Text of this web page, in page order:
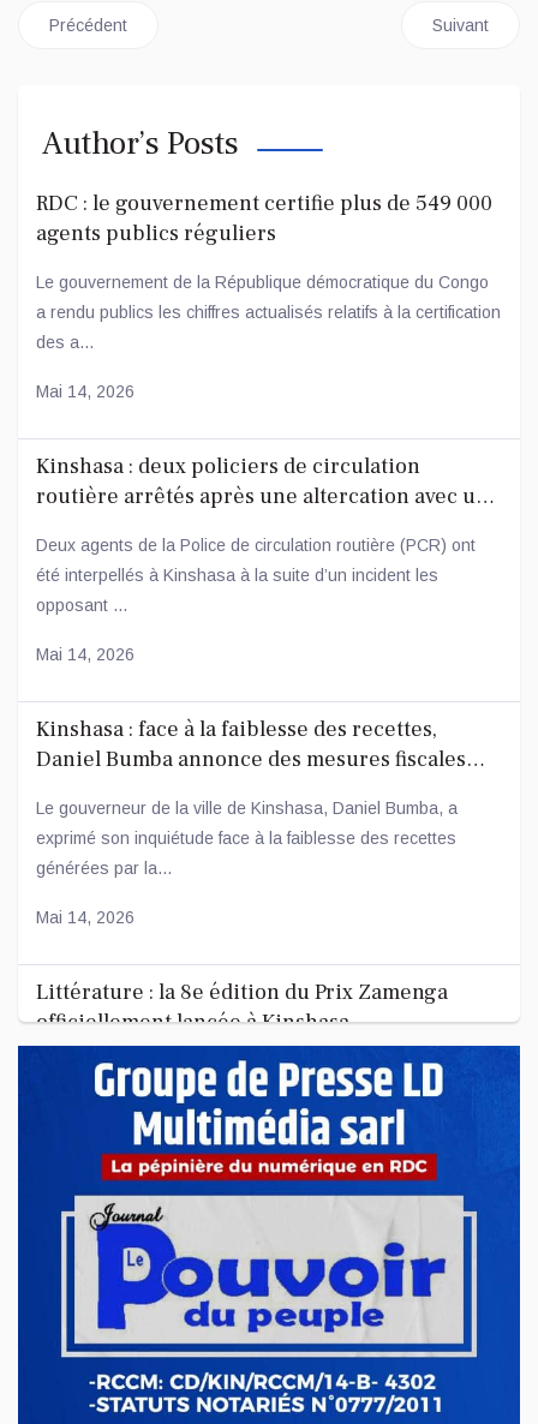
Article précédent : RDC : VOICI LE GOUVERNEMENT
Précédent Article
Suivant
Author’s Posts
RDC : le gouvernement certifie plus de 549 000
agents publics réguliers
Le gouvernement de la République démocratique du Congo
a rendu publics les chiffres actualisés relatifs à la certification
des a...
Mai 14, 2026
Kinshasa : deux policiers de circulation
routière arrêtés après une altercation avec un
Deux agents de la Police de circulation routière (PCR) ont
été interpellés à Kinshasa à la suite d’un incident les
opposant ...
Mai 14, 2026
Kinshasa : face à la faiblesse des recettes,
Daniel Bumba annonce des mesures fiscales
Le gouverneur de la ville de Kinshasa, Daniel Bumba, a
exprimé son inquiétude face à la faiblesse des recettes
générées par la...
Mai 14, 2026
Littérature : la 8e édition du Prix Zamenga
officiellement lancée à Kinshasa
La 8e édition du concours littéraire « Prix Zamenga » a été
officiellement lancée ce mercredi 13 mai à Kinshasa, à
Mai 13, 2026
Nord-Kivu : le député Crispin Mbindule dans le
collimateur de l’ANR
Le député national Crispin Mbindule, également président du
conseil d’administration du Cadastre minier, fait l’objet d’un...
Mai 13, 2026